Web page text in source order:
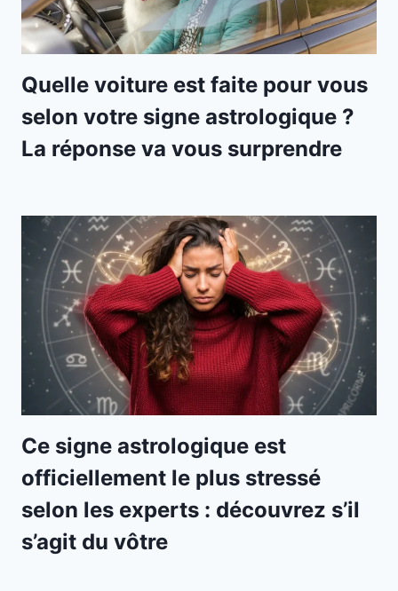
Quelle voiture est faite pour vous
selon votre signe astrologique ?
La réponse va vous surprendre
Ce signe astrologique est
officiellement le plus stressé
selon les experts : découvrez s’il
s’agit du vôtre